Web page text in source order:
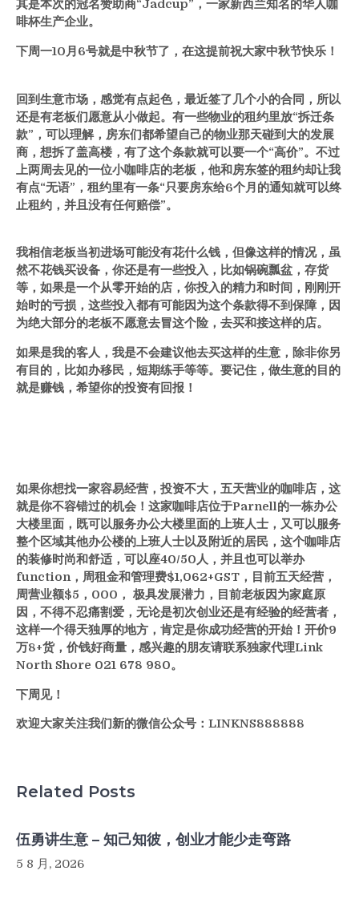
其是本次的冠名赞助商“Jadcup”，一家新西兰知名的华人咖
啡杯生产企业。
下周一10月6号就是中秋节了，在这提前祝大家中秋节快乐！
回到生意市场，感觉有点起色，最近签了几个小的合同，所以
还是有老板们愿意从小做起。有一些物业的租约里放“拆迁条
款”，可以理解，房东们都希望自己的物业那天碰到大的发展
商，想拆了盖高楼，有了这个条款就可以要一个“高价”。不过
上两周去见的一位小咖啡店的老板，他和房东签的租约却让我
有点“无语”，租约里有一条“只要房东给6个月的通知就可以终
止租约，并且没有任何赔偿”。
我相信老板当初进场可能没有花什么钱，但像这样的情况，虽
然不花钱买设备，你还是有一些投入，比如锅碗瓢盆，存货
等，如果是一个从零开始的店，你投入的精力和时间，刚刚开
始时的亏损，这些投入都有可能因为这个条款得不到保障，因
为绝大部分的老板不愿意去冒这个险，去买和接这样的店。
如果是我的客人，我是不会建议他去买这样的生意，除非你另
有目的，比如办移民，短期练手等等。要记住，做生意的目的
就是赚钱，希望你的投资有回报！
如果你想找一家容易经营，投资不大，五天营业的咖啡店，这
就是你不容错过的机会！这家咖啡店位于Parnell的一栋办公
大楼里面，既可以服务办公大楼里面的上班人士，又可以服务
整个区域其他办公楼的上班人士以及附近的居民，这个咖啡店
的装修时尚和舒适，可以座40/50人，并且也可以举办
function，周租金和管理费$1,062+GST，目前五天经营，
周营业额$5，000， 极具发展潜力，目前老板因为家庭原
因，不得不忍痛割爱，无论是初次创业还是有经验的经营者，
这样一个得天独厚的地方，肯定是你成功经营的开始！开价9
万8+货，价钱好商量，感兴趣的朋友请联系独家代理Link
North Shore 021 678 980。
下周见！
欢迎大家关注我们新的微信公众号： LINKNS888888
Related Posts
伍勇讲生意 – 知己知彼，创业才能少走弯路
5 8 月, 2026